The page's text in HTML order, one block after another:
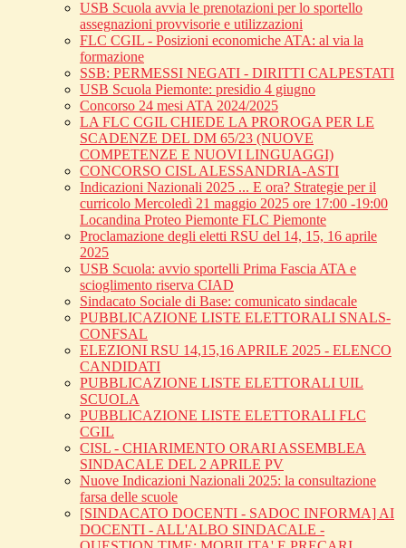
USB Scuola avvia le prenotazioni per lo sportello
assegnazioni provvisorie e utilizzazioni
FLC CGIL - Posizioni economiche ATA: al via la
formazione
SSB: PERMESSI NEGATI - DIRITTI CALPESTATI
USB Scuola Piemonte: presidio 4 giugno
Concorso 24 mesi ATA 2024/2025
LA FLC CGIL CHIEDE LA PROROGA PER LE
SCADENZE DEL DM 65/23 (NUOVE
COMPETENZE E NUOVI LINGUAGGI)
CONCORSO CISL ALESSANDRIA-ASTI
Indicazioni Nazionali 2025 ... E ora? Strategie per il
curricolo Mercoledì 21 maggio 2025 ore 17:00 -19:00
Locandina Proteo Piemonte FLC Piemonte
Proclamazione degli eletti RSU del 14, 15, 16 aprile
2025
USB Scuola: avvio sportelli Prima Fascia ATA e
scioglimento riserva CIAD
Sindacato Sociale di Base: comunicato sindacale
PUBBLICAZIONE LISTE ELETTORALI SNALS-
CONFSAL
ELEZIONI RSU 14,15,16 APRILE 2025 - ELENCO
CANDIDATI
PUBBLICAZIONE LISTE ELETTORALI UIL
SCUOLA
PUBBLICAZIONE LISTE ELETTORALI FLC
CGIL
CISL - CHIARIMENTO ORARI ASSEMBLEA
SINDACALE DEL 2 APRILE PV
Nuove Indicazioni Nazionali 2025: la consultazione
farsa delle scuole
[SINDACATO DOCENTI - SADOC INFORMA] AI
DOCENTI - ALL'ALBO SINDACALE -